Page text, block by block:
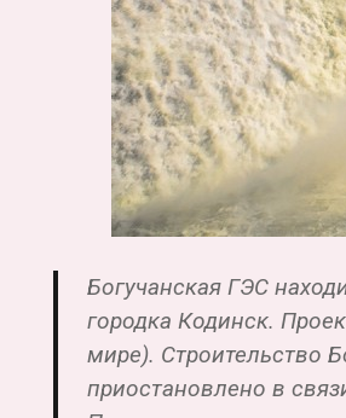
Богучанская ГЭС
городка Кодинск.
мире). Строительство
приостановлено в